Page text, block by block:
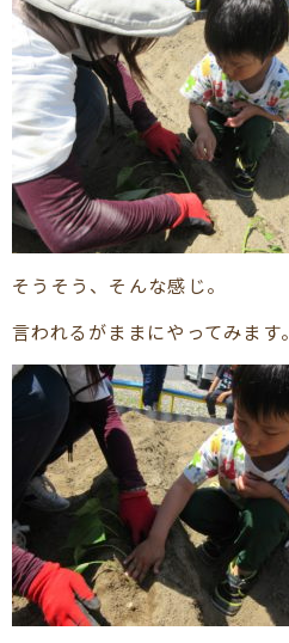
そうそう、そんな感じ。
言われるがままにやってみます。